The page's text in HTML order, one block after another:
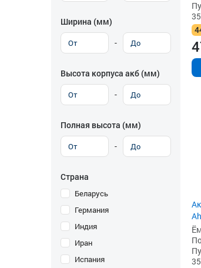
Ширина (мм)
-
Высота корпуса акб (мм)
-
Полная высота (мм)
-
Страна
Беларусь
Германия
Индия
Иран
Испания